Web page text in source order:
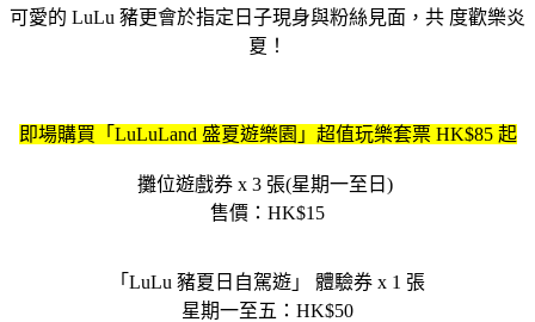
可愛的 LuLu 豬更會於指定日子現身與粉絲見面，共 度歡樂炎
夏！
即場購買「LuLuLand 盛夏遊樂園」超值玩樂套票 HK$85 起
攤位遊戲券 x 3 張(星期一至日)
售價：HK$15
「LuLu 豬夏日自駕遊」 體驗券 x 1 張
星期一至五：HK$50